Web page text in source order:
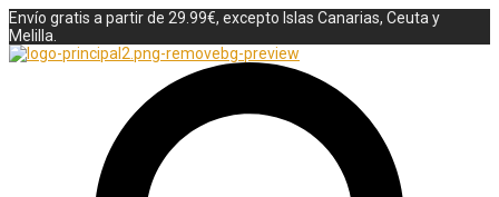
Envío gratis a partir de 29.99€, excepto Islas Canarias, Ceuta y
Melilla.